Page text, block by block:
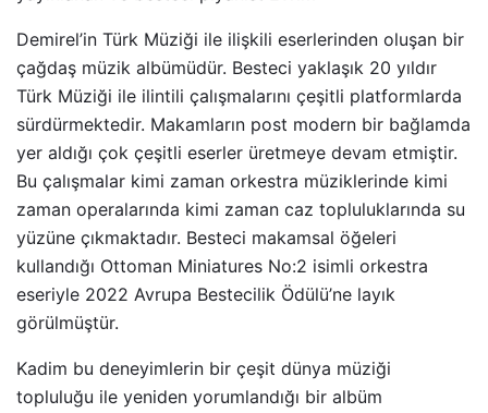
Demirel’in Türk Müziği ile ilişkili eserlerinden oluşan bir
çağdaş müzik albümüdür. Besteci yaklaşık 20 yıldır
Türk Müziği ile ilintili çalışmalarını çeşitli platformlarda
sürdürmektedir. Makamların post modern bir bağlamda
yer aldığı çok çeşitli eserler üretmeye devam etmiştir.
Bu çalışmalar kimi zaman orkestra müziklerinde kimi
zaman operalarında kimi zaman caz topluluklarında su
yüzüne çıkmaktadır. Besteci makamsal öğeleri
kullandığı Ottoman Miniatures No:2 isimli orkestra
eseriyle 2022 Avrupa Bestecilik Ödülü’ne layık
görülmüştür.
Kadim bu deneyimlerin bir çeşit dünya müziği
topluluğu ile yeniden yorumlandığı bir albüm